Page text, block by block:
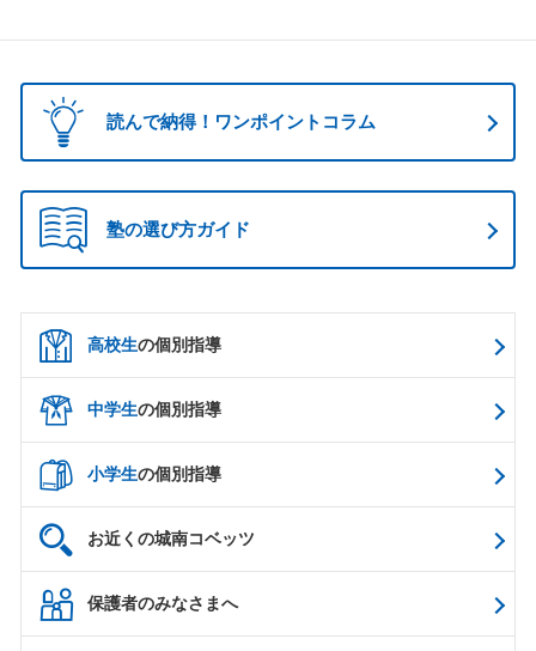
読んで納得！ワンポイントコラム
塾の選び方ガイド
高校生の個別指導
中学生の個別指導
小学生の個別指導
お近くの城南コベッツ
保護者のみなさまへ